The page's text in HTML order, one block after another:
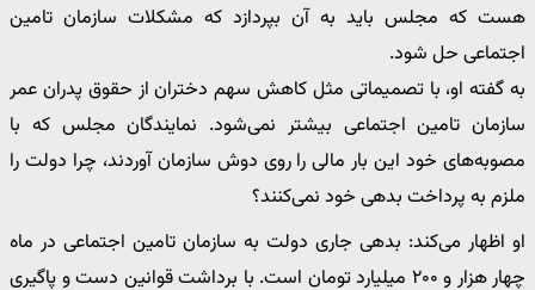
هست که مجلس باید به آن بپردازد که مشکلات سازمان تامین
اجتماعی حل شود.
به گفته او، با تصمیماتی مثل کاهش سهم دختران از حقوق پدران عمر
سازمان تامین اجتماعی بیشتر نمی‌شود. نمایندگان مجلس که با
مصوبه‌های خود این بار مالی را روی دوش سازمان آوردند، چرا دولت را
ملزم به پرداخت بدهی خود نمی‌کنند؟
او اظهار می‌کند: بدهی جاری دولت به سازمان تامین اجتماعی در ماه
چهار هزار و ۲۰۰ میلیارد تومان است. با برداشت قوانین دست و پاگیری